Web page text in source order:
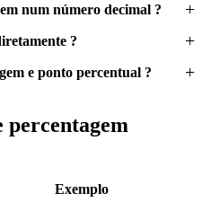
num número decimal ?
?
e ponto percentual ?
percentagem
Exemplo